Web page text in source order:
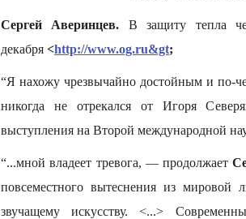
Сергей Аверинцев. В защиту тепла
декабря <http://www.og.ru&gt;
“Я нахожу чрезвычайно достойным и по-
никогда не отрекался от Игоря
выступления на Второй международной
“...мной владеет тревога, — продолжает
повсеместного вытеснения из
звучащему искусству. <...>